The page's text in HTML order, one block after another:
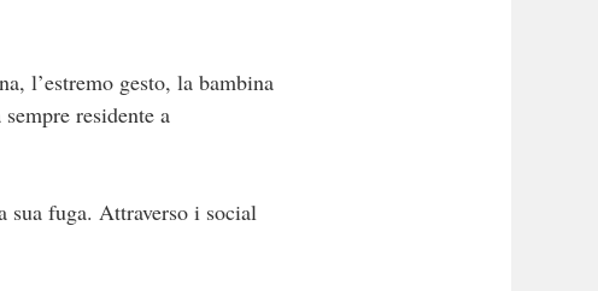
l’estremo gesto, la bambina
residente a
sua fuga. Attraverso i social